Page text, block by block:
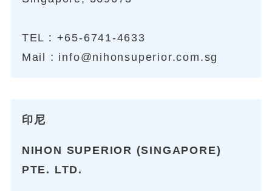
TEL : +65-6741-4633
Mail : info@nihonsuperior.com.sg
印尼
NIHON SUPERIOR (SINGAPORE)
PTE. LTD.